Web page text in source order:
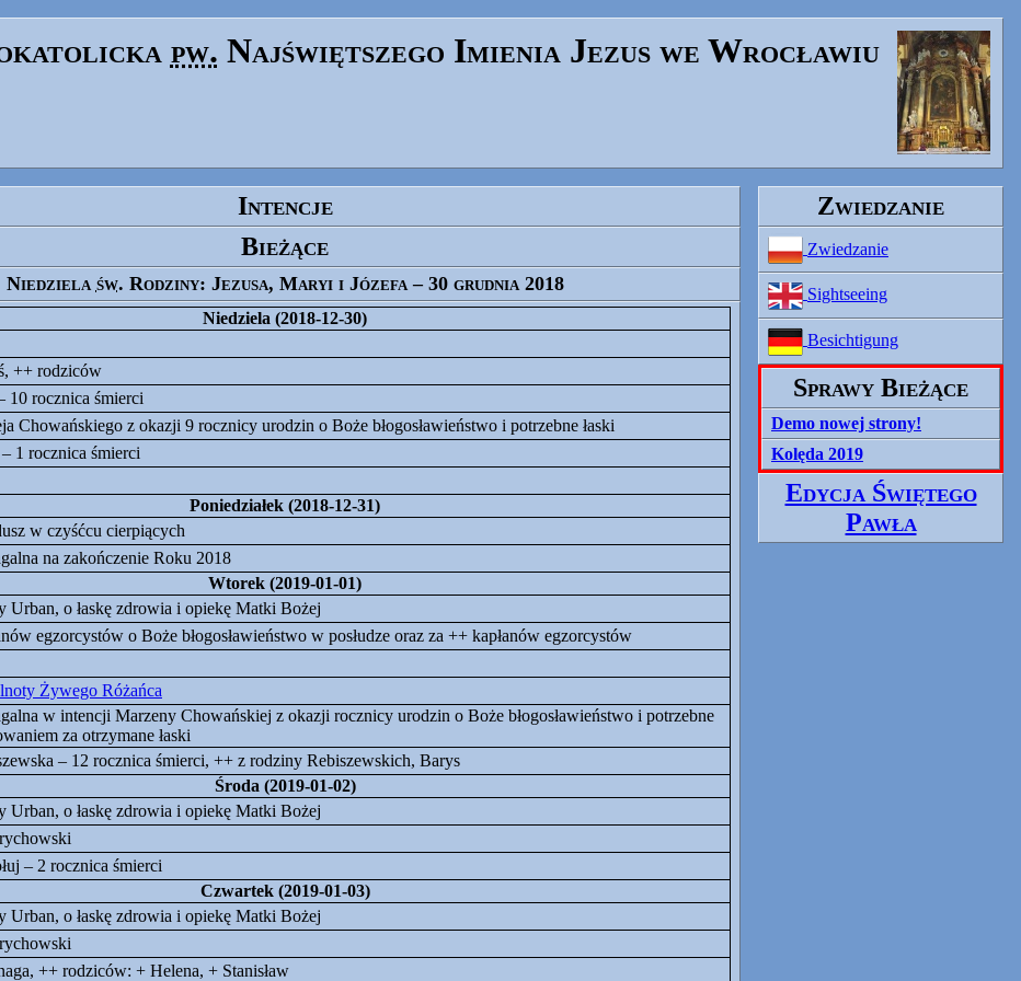
pw. Najświętszego Imienia Jezus we Wrocławiu
Zwiedzanie
Zwiedzanie
Sightseeing
Besichtigung
Sprawy Bieżące
Demo nowej strony!
Kolęda 2019
Edycja Świętego
Pawła
Intencje
Bieżące
Niedziela św. Rodziny: Jezusa, Maryi i Józefa – 30 grudnia 2018
Niedziela (2018-12-30)
++ rodziców
10 rocznica śmierci
Chowańskiego z okazji 9 rocznicy urodzin o Boże błogosławieństwo i potrzebne łaski
1 rocznica śmierci
Poniedziałek (2018-12-31)
w czyśćcu cierpiących
na zakończenie Roku 2018
Wtorek (2019-01-01)
Urban, o łaskę zdrowia i opiekę Matki Bożej
egzorcystów o Boże błogosławieństwo w posłudze oraz za ++ kapłanów egzorcystów
Żywego Różańca
w intencji Marzeny Chowańskiej z okazji rocznicy urodzin o Boże błogosławieństwo i potrzebne
za otrzymane łaski
– 12 rocznica śmierci, ++ z rodziny Rebiszewskich, Barys
Środa (2019-01-02)
Urban, o łaskę zdrowia i opiekę Matki Bożej
– 2 rocznica śmierci
Czwartek (2019-01-03)
Urban, o łaskę zdrowia i opiekę Matki Bożej
++ rodziców: + Helena, + Stanisław